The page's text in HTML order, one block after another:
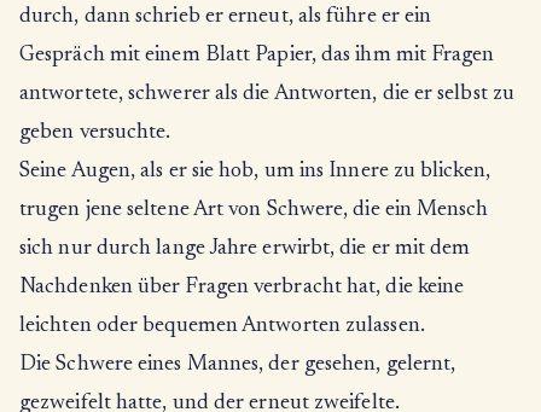
durch, dann schrieb er erneut, als führe er ein
Gespräch mit einem Blatt Papier, das ihm mit Fragen
antwortete, schwerer als die Antworten, die er selbst zu
geben versuchte.
Seine Augen, als er sie hob, um ins Innere zu blicken,
trugen jene seltene Art von Schwere, die ein Mensch
sich nur durch lange Jahre erwirbt, die er mit dem
Nachdenken über Fragen verbracht hat, die keine
leichten oder bequemen Antworten zulassen.
Die Schwere eines Mannes, der gesehen, gelernt,
gezweifelt hatte, und der erneut zweifelte.